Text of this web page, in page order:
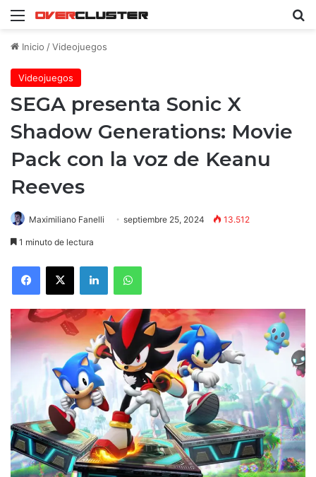
Menú
Inicio /Videojuegos
Videojuegos
SEGA presenta Sonic X
Shadow Generations: Movie
Pack con la voz de Keanu
Reeves
Maximiliano Fanelli septiembre 25, 2024 13.512
1 minuto de lectura
Facebook
X LinkedInWhatsApp